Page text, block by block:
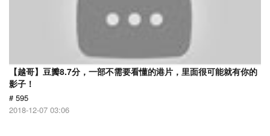
【越哥】豆瓣8.7分，一部不需要看懂的港片，里面很可能就有你的
影子！
# 595
2018-12-07 03:06